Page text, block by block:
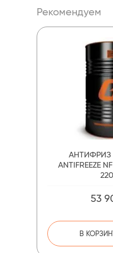
Рекомендуем
АНТИФРИЗ
ANTIFREEZE
53
В